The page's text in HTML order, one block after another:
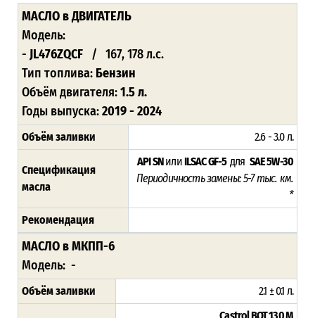
МАСЛО в ДВИГАТЕЛЬ
Модель:
- JL476ZQCF / 167, 178 л.с.
Тип топлива: Бензин
Объём двигателя:1.5 л.
Годы выпуска:2019 - 2024
Объём заливки 2.6 - 3.0 л.
Спецификация
масла
API SNилиILSAC GF-5 для SAE 5W-30
Периодичность замены: 5-7 тыс. км.
*
Рекомендация
МАСЛО в МКПП-6
Модель: -
Объём заливки 2.1 ± 0.1 л.
Castrol BOT 130 M